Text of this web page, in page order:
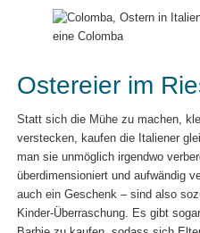
eine Colomba
Ostereier im
Statt sich die Mühe zu machen,
verstecken, kaufen die Italiener
man sie unmöglich irgendwo
überdimensioniert und aufwändig
auch ein Geschenk – sind also
Kinder-Überraschung. Es gibt